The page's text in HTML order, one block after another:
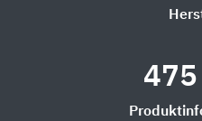
475